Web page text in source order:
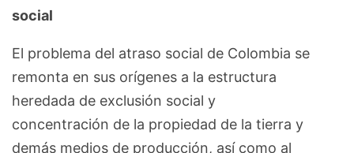
social
El problema del atraso social de Colombia se
remonta en sus orígenes a la estructura
heredada de exclusión social y
concentración de la propiedad de la tierra y
demás medios de producción, así como al